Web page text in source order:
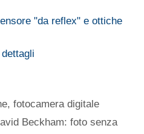
"da reflex" e ottiche
,fotocamera digitale
Beckham: foto senza